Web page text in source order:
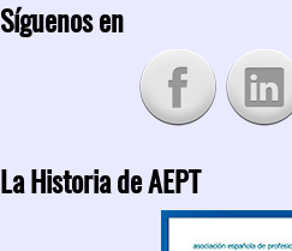
Síguenos en
La Historia de AEPT